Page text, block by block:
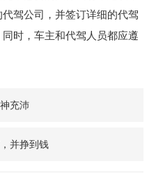
驾公司，并签订详细的代驾
时，车主和代驾人员都应遵
充沛
并挣到钱